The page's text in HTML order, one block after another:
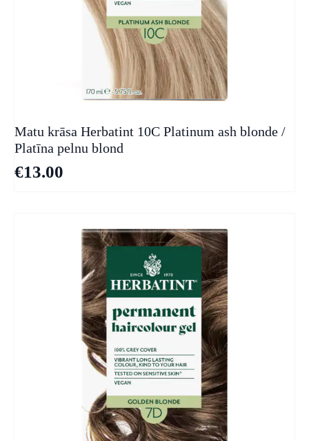
Matu krāsa Herbatint 10C Platinum ash blonde /
Platīna pelnu blond
€13.00